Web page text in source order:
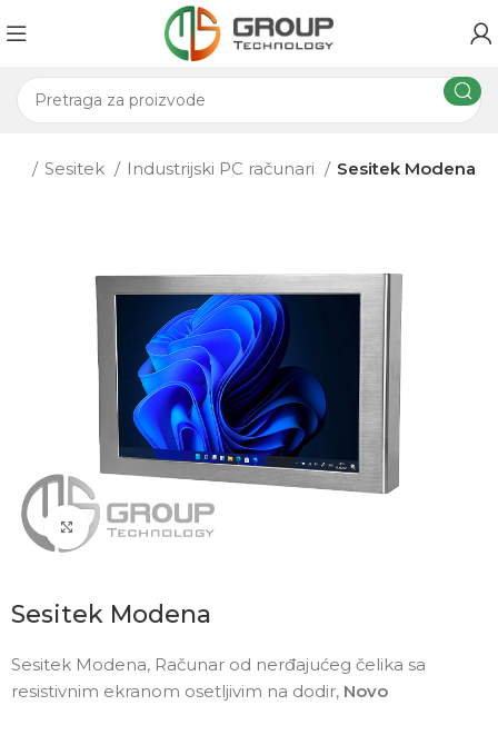
Sesitek Industrijski PC računari Sesitek Modena
Click to enlarge
Sesitek Modena
Sesitek Modena, Računar od nerđajućeg čelika sa
resistivnim ekranom osetljivim na dodir, Novo